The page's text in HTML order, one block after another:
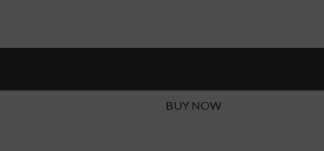
condimentum.
BUY NOW